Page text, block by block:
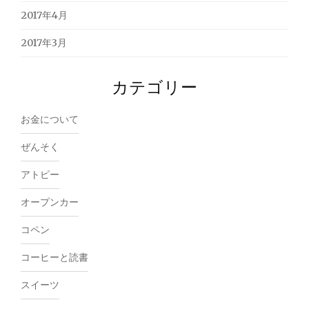
2017年4月
2017年3月
カテゴリー
お金について
ぜんそく
アトピー
オープンカー
コペン
コーヒーと読書
スイーツ